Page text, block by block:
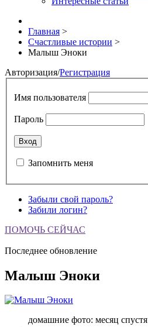
Главная >
Счастливые истории >
Малыш Эноки
Авторизация/Регистрация
Имя пользователя
Пароль
Запомнить меня
Забыли свой пароль?
Забили логин?
ПОМОЧЬ СЕЙЧАС
Последнее обновление
Малыш Эноки
домашние фото: месяц спустя